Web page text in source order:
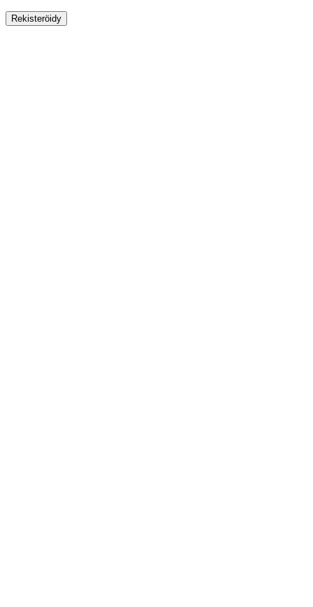
Rekisteröidy